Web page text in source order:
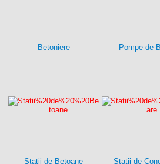
Betoniere Pompe de
Statii de Betoane Statii de